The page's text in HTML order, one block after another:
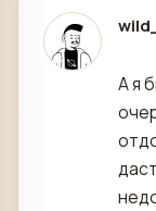
А я